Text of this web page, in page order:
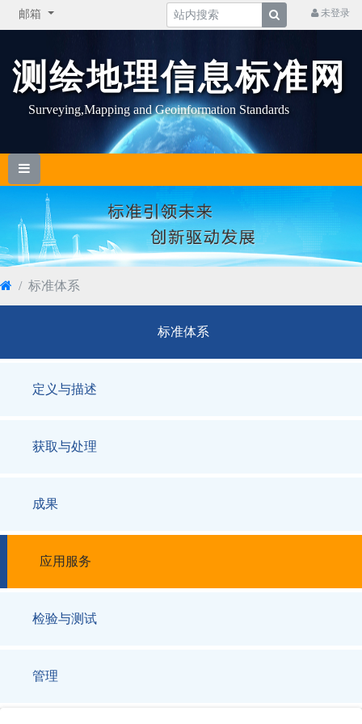
邮箱 未登录
测绘地理信息标准网
Surveying,Mapping and Geoinformation Standards
标准体系
标准体系
定义与描述
获取与处理
成果
应用服务
检验与测试
管理